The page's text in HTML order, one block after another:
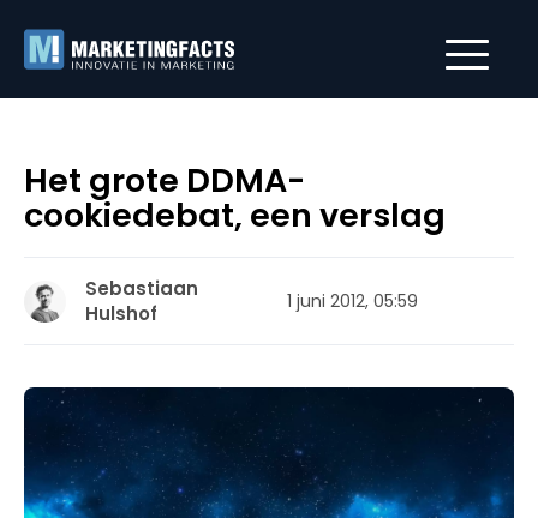
Het grote DDMA-
cookiedebat, een verslag
Sebastiaan
Hulshof
1 juni 2012, 05:59